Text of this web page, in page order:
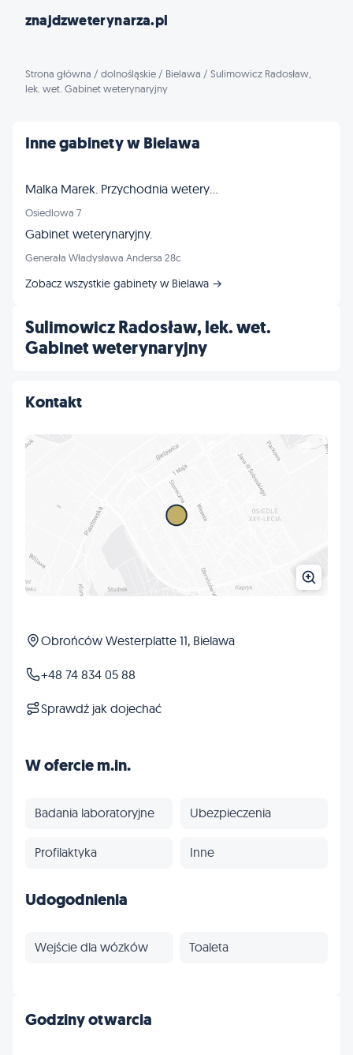
znajdzweterynarza.pl
Strona główna / dolnośląskie / Bielawa / Sulimowicz Radosław,
lek. wet. Gabinet weterynaryjny
Sulimowicz Radosław, lek. wet.
Gabinet weterynaryjny
Kontakt
Obrońców Westerplatte 11, Bielawa
+48 74 834 05 88
Sprawdź jak dojechać
W ofercie m.in.
Badania laboratoryjne Ubezpieczenia
Profilaktyka Inne
Udogodnienia
Wejście dla wózków Toaleta
Inne gabinety w Bielawa
Malka Marek. Przychodnia weterynaryjna
Osiedlowa 7
Gabinet weterynaryjny.
Generała Władysława Andersa 28c
Zobacz wszystkie gabinety w Bielawa →
Godziny otwarcia